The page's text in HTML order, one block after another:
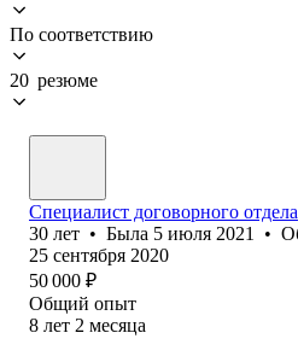
По соответствию
20 резюме
Специалист договорного отдела
30 лет • Была 5 июля 2021 •
25 сентября 2020
50 000 ₽
Общий опыт
8 лет 2 месяца